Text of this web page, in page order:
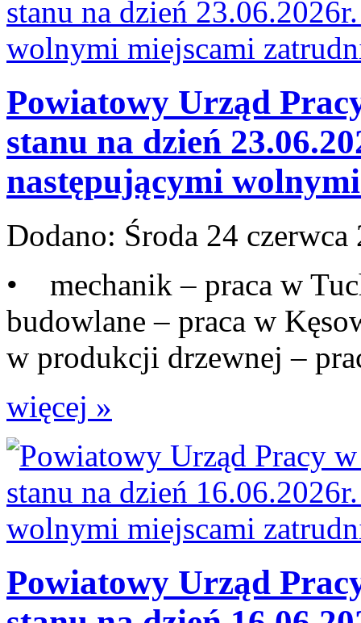
Powiatowy Urząd
stanu na dzień
następującymi
Dodano: Środa 24 czerwca
• mechanik – praca w
budowlane – praca w
w produkcji drzewnej –
więcej »
Powiatowy Urząd